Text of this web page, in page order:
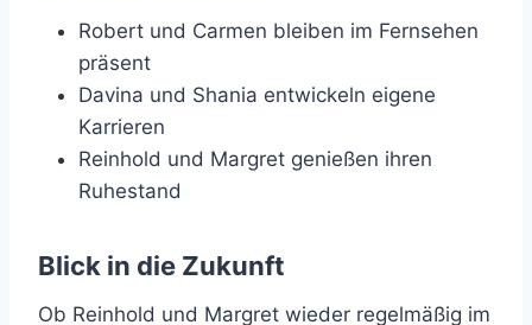
Robert und Carmen bleiben im Fernsehen
präsent
Davina und Shania entwickeln eigene
Karrieren
Reinhold und Margret genießen ihren
Ruhestand
Blick in die Zukunft
Ob Reinhold und Margret wieder regelmäßig im